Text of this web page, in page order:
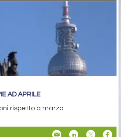
AD APRILE
rispetto a marzo